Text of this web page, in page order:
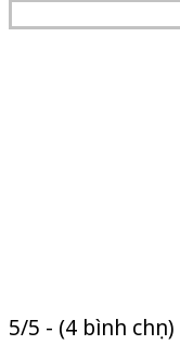
5/5 - (4 bình chọn)